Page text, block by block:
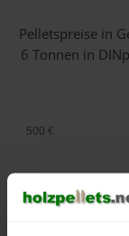
Pelletspreise in
6 Tonnen in
500 €